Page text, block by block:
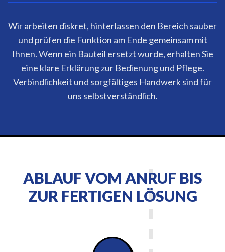
Wir arbeiten diskret, hinterlassen den Bereich sauber
und prüfen die Funktion am Ende gemeinsam mit
Ihnen. Wenn ein Bauteil ersetzt wurde, erhalten Sie
eine klare Erklärung zur Bedienung und Pflege.
Verbindlichkeit und sorgfältiges Handwerk sind für
uns selbstverständlich.
ABLAUF VOM ANRUF BIS
ZUR FERTIGEN LÖSUNG